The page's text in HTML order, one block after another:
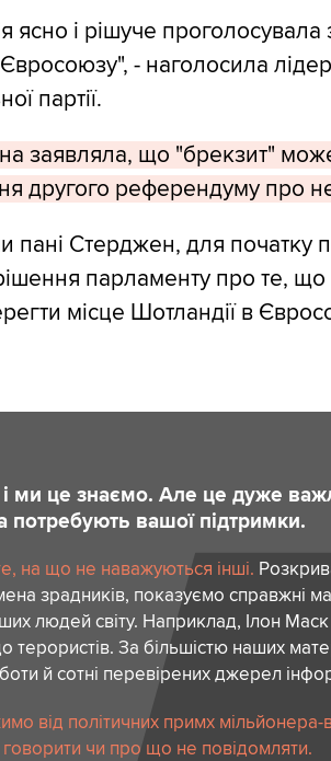
ясно і рішуче
- наголосила
партії.
заявляла, що "брекзит"
другого референдуму про
пані Стерджен, для початку
парламенту про те,
місце Шотландії в
і ми це знаємо. Але це дуже
потребують вашої підтримки.
на що не наважуються інші.
зрадників, показуємо справжні
людей світу. Наприклад, Ілон
терористів. За більшістю наших
й сотні перевірених джерел
від політичних примх
чи про що не повідомляти.